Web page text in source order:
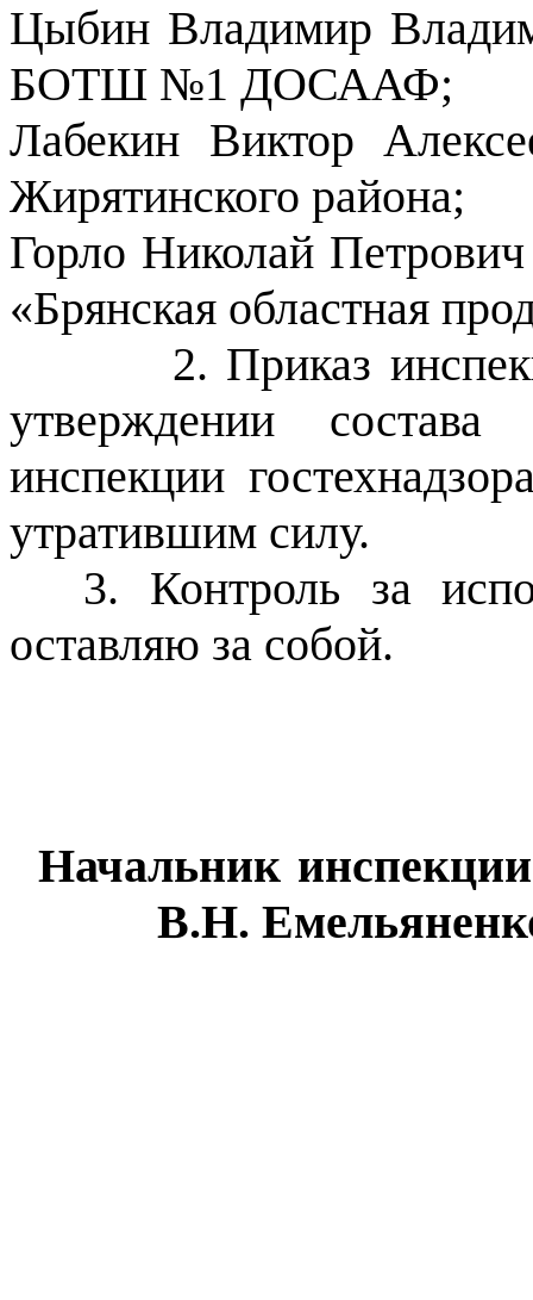
Цыбин Владимир
БОТШ №1 ДОСААФ;
Лабекин Виктор
Жирятинского района;
Горло Николай
«Брянская областная
2. Приказ
утверждении
инспекции
утратившим силу.
3. Контроль за
оставляю за собой.
Начальник
В.Н.